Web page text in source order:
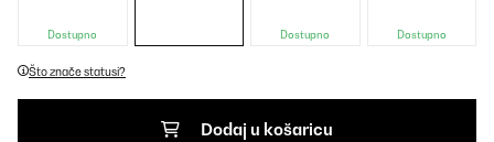
Dostupno Dostupno Dostupno
Što znače statusi?
Dodaj u košaricu